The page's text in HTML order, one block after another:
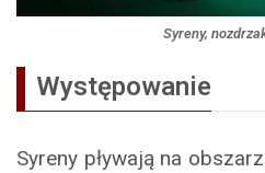
Syreny,
Występowanie
Syreny pływają na